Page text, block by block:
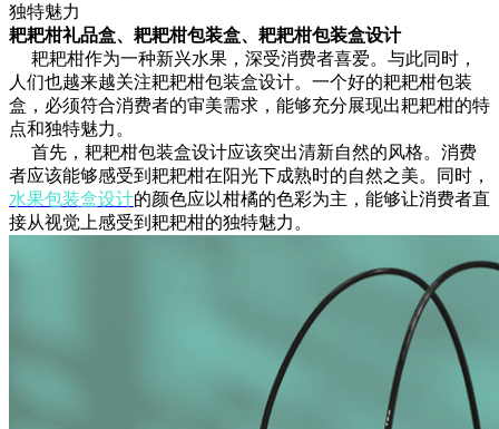
独特魅力
耙耙柑礼品盒、耙耙柑包装盒、耙耙柑包装盒设计
耙耙柑作为一种新兴水果，深受消费者喜爱。与此同时，
人们也越来越关注耙耙柑包装盒设计。一个好的耙耙柑包装
盒，必须符合消费者的审美需求，能够充分展现出耙耙柑的特
点和独特魅力。
首先，耙耙柑包装盒设计应该突出清新自然的风格。消费
者应该能够感受到耙耙柑在阳光下成熟时的自然之美。同时，
水果包装盒设计的颜色应以柑橘的色彩为主，能够让消费者直
接从视觉上感受到耙耙柑的独特魅力。